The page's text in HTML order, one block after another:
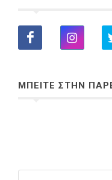
ΜΠΕΙΤΕ ΣΤΗΝ